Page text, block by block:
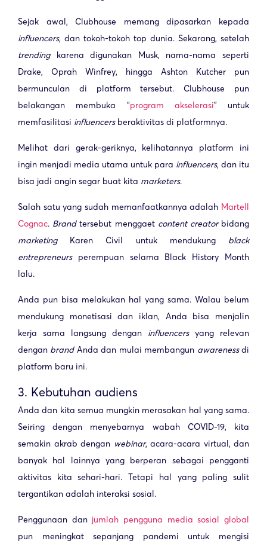
Sejak awal, Clubhouse memang dipasarkan kepada
influencers, dan tokoh-tokoh top dunia. Sekarang, setelah
trendingkarena digunakan Musk, nama-nama seperti
Drake, Oprah Winfrey, hingga Ashton Kutcher pun
bermunculan di platform tersebut. Clubhouse pun
belakangan membuka “program akselerasi” untuk
memfasilitasi influencersberaktivitas di platformnya.
Melihat dari gerak-geriknya, kelihatannya platform ini
ingin menjadi media utama untuk para influencers, dan itu
bisa jadi angin segar buat kita marketers.
Salah satu yang sudah memanfaatkannya adalah Martell
Cognac. Brandtersebut menggaet content creatorbidang
marketingKaren Civil untuk mendukung black
entrepreneursperempuan selama Black History Month
lalu.
Anda pun bisa melakukan hal yang sama. Walau belum
mendukung monetisasi dan iklan, Anda bisa menjalin
kerja sama langsung dengan influencersyang relevan
dengan brandAnda dan mulai membangun awarenessdi
platform baru ini.
3. Kebutuhan audiens
Anda dan kita semua mungkin merasakan hal yang sama.
Seiring dengan menyebarnya wabah COVID-19, kita
semakin akrab dengan webinar, acara-acara virtual, dan
banyak hal lainnya yang berperan sebagai pengganti
aktivitas kita sehari-hari. Tetapi hal yang paling sulit
tergantikan adalah interaksi sosial.
Penggunaan dan jumlah pengguna media sosial global
pun meningkat sepanjang pandemi untuk mengisi